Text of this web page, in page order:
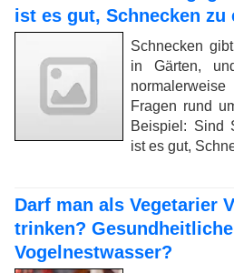
ist es gut, Schnecken zu
Schnecken
in Gärten,
Fragen rund
Beispiel: Sind
ist es gut,
Darf man als Vegetarier
trinken?
Vogelnestwasser?